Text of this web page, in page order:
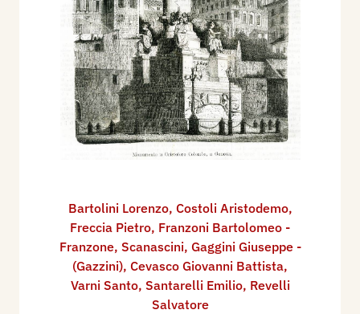
Bartolini Lorenzo, Costoli Aristodemo,
Freccia Pietro, Franzoni Bartolomeo -
Franzone, Scanascini, Gaggini Giuseppe -
(Gazzini), Cevasco Giovanni Battista,
Varni Santo, Santarelli Emilio, Revelli
Salvatore